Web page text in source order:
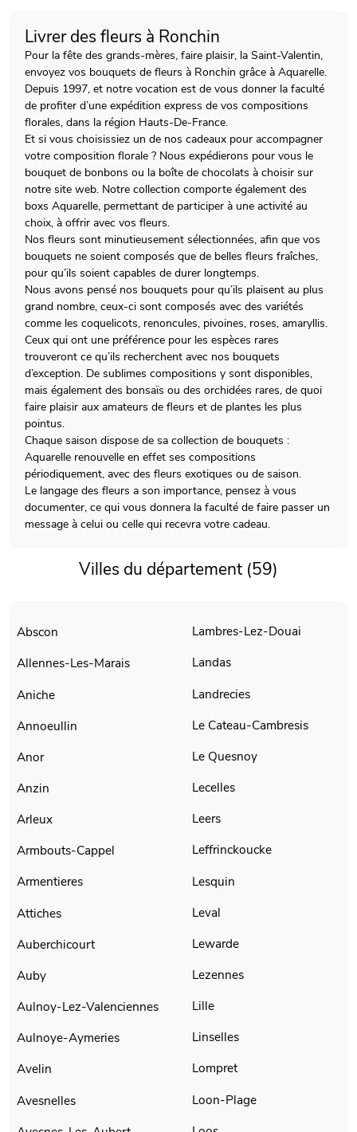
Livrer des fleurs à Ronchin
Pour la fête des grands-mères, faire plaisir, la Saint-Valentin,
envoyez vos bouquets de fleurs à Ronchin grâce à Aquarelle.
Depuis 1997, et notre vocation est de vous donner la faculté
de profiter d’une expédition express de vos compositions
florales, dans la région Hauts-De-France.
Et si vous choisissiez un de nos cadeaux pour accompagner
votre composition florale ? Nous expédierons pour vous le
bouquet de bonbons ou la boîte de chocolats à choisir sur
notre site web. Notre collection comporte également des
boxs Aquarelle, permettant de participer à une activité au
choix, à offrir avec vos fleurs.
Nos fleurs sont minutieusement sélectionnées, afin que vos
bouquets ne soient composés que de belles fleurs fraîches,
pour qu’ils soient capables de durer longtemps.
Nous avons pensé nos bouquets pour qu’ils plaisent au plus
grand nombre, ceux-ci sont composés avec des variétés
comme les coquelicots, renoncules, pivoines, roses, amaryllis.
Ceux qui ont une préférence pour les espèces rares
trouveront ce qu’ils recherchent avec nos bouquets
d’exception. De sublimes compositions y sont disponibles,
mais également des bonsaïs ou des orchidées rares, de quoi
faire plaisir aux amateurs de fleurs et de plantes les plus
pointus.
Chaque saison dispose de sa collection de bouquets :
Aquarelle renouvelle en effet ses compositions
périodiquement, avec des fleurs exotiques ou de saison.
Le langage des fleurs a son importance, pensez à vous
documenter, ce qui vous donnera la faculté de faire passer un
message à celui ou celle qui recevra votre cadeau.
Villes du département (59)
Abscon
Allennes-Les-Marais
Aniche
Annoeullin
Anor
Anzin
Arleux
Armbouts-Cappel
Armentieres
Attiches
Auberchicourt
Auby
Aulnoy-Lez-Valenciennes
Aulnoye-Aymeries
Avelin
Avesnelles
Lambres-Lez-Douai
Landas
Landrecies
Le Cateau-Cambresis
Le Quesnoy
Lecelles
Leers
Leffrinckoucke
Lesquin
Leval
Lewarde
Lezennes
Lille
Linselles
Lompret
Loon-Plage